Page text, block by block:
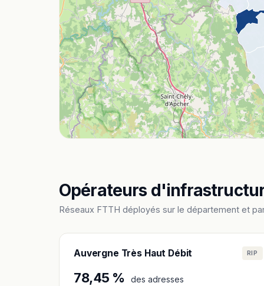
Opérateurs
Réseaux FTTH déployés sur le département et
Auvergne Très Haut Débit RIP
78,45 % des adresses